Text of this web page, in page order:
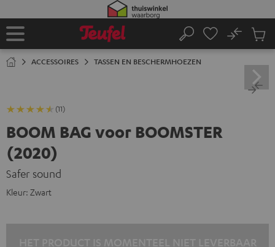
Home
Zoeken
No
ACCESSOIRES TASSEN EN BESCHERMHOEZEN
(11)
BOOM BAG voor BOOMSTER
(2020)
Safer sound
Kleur: Zwart